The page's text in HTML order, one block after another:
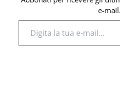
e-mail.
Digita la tua e-mail...